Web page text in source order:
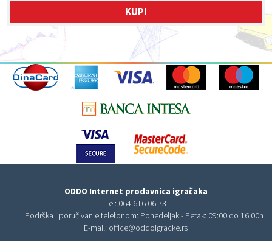
KUPI
ODDO Internet prodavnica igračaka
Tel: 064 616 06 73
Podrška i poručivanje telefonom: Ponedeljak - Petak: 09:00 do 16:00h
E-mail: office@oddoigracke.rs